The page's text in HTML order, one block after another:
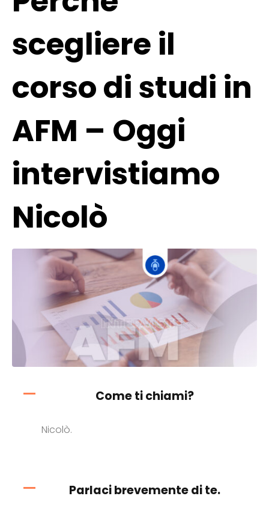
scegliere il
corso di studi in
AFM – Oggi
intervistiamo
Nicolò
Come ti chiami?
Nicolò.
Parlaci brevemente di te.